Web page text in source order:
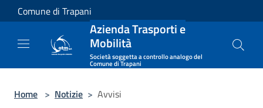
Salta al contenuto principale
Comune di Trapani
Azienda Trasporti e
Mobilità
Società soggetta a controllo analogo del
Comune di Trapani
Home > Notizie > Avvisi